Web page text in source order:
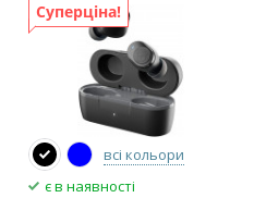
Суперціна!
всі кольори
є в наявності